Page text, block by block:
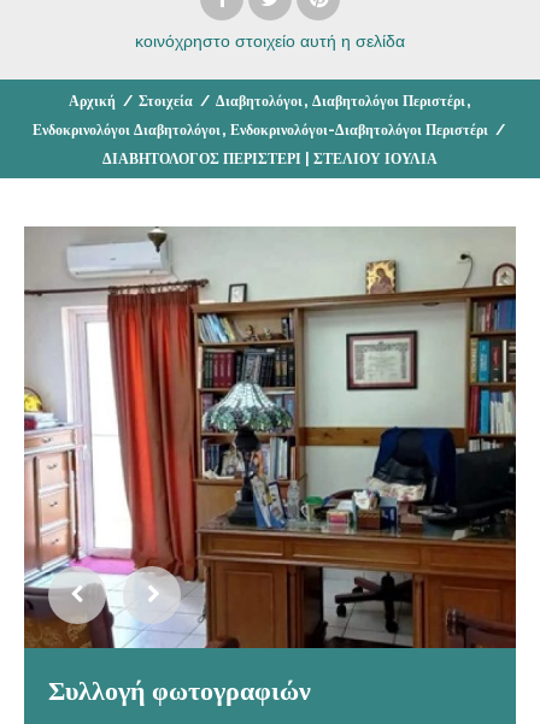
κοινόχρηστο στοιχείο αυτή η σελίδα
Αρχική / Στοιχεία / Διαβητολόγοι , Διαβητολόγοι Περιστέρι ,
Ενδοκρινολόγοι Διαβητολόγοι , Ενδοκρινολόγοι-Διαβητολόγοι Περιστέρι /
ΔΙΑΒΗΤΟΛΟΓΟΣ ΠΕΡΙΣΤΕΡΙ | ΣΤΕΛΙΟΥ ΙΟΥΛΙΑ
Συλλογή φωτογραφιών